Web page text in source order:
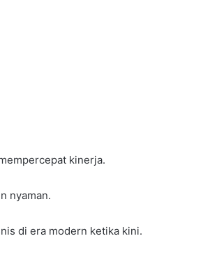
kinerja.
nyaman.
di era modern ketika kini.